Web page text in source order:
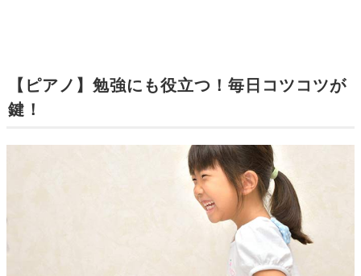
【ピアノ】勉強にも役立つ！毎日コツコツが
鍵！